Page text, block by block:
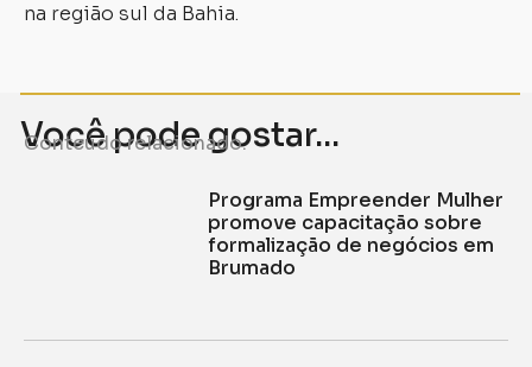
na região sul da Bahia.
Você pode gostar...
Conteúdo relacionado.
Programa Empreender Mulher
promove capacitação sobre
formalização de negócios em
Brumado